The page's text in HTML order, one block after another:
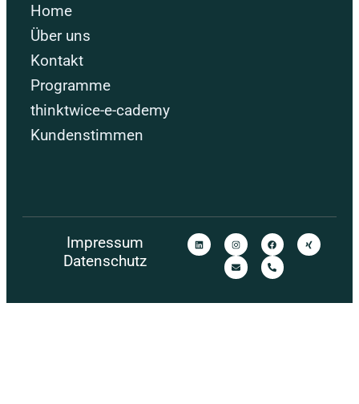
Home
Über uns
Kontakt
Programme
thinktwice-e-cademy
Kundenstimmen
Impressum
Datenschutz